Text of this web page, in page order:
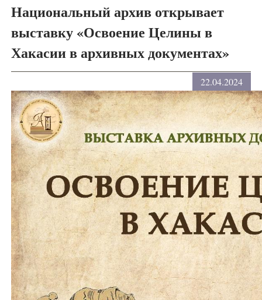
Национальный архив открывает
выставку «Освоение Целины в
Хакасии в архивных документах»
22.04.2024